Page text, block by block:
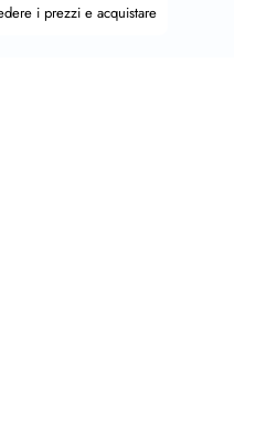
i prezzi e acquistare